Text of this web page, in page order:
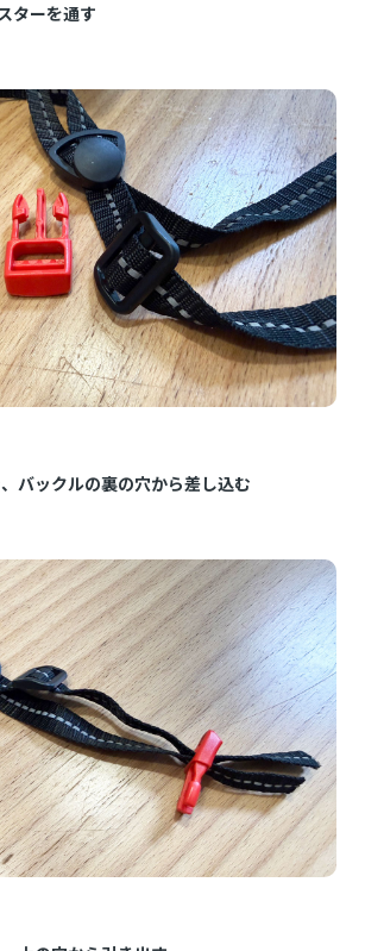
ターを通す
バックルの裏の穴から差し込む